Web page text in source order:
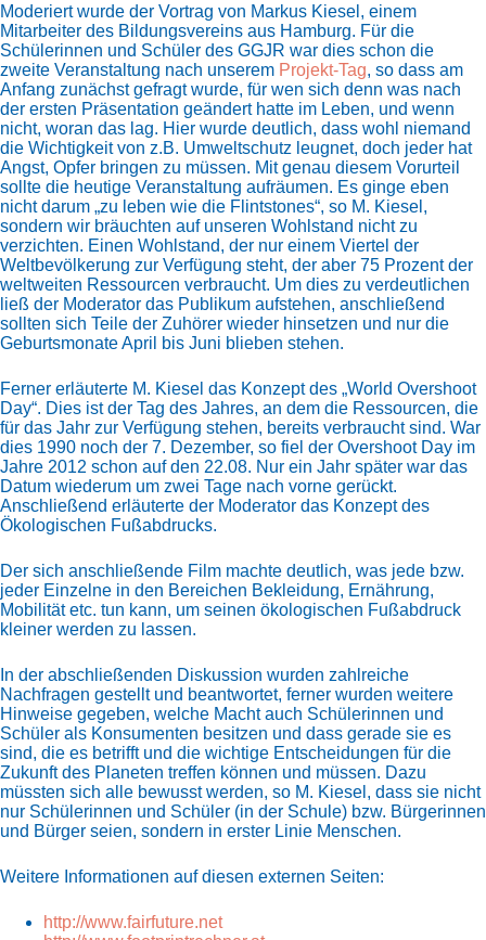
Moderiert wurde der Vortrag von Markus Kiesel, einem
Mitarbeiter des Bildungsvereins aus Hamburg. Für die
Schülerinnen und Schüler des GGJR war dies schon die
zweite Veranstaltung nach unserem Projekt-Tag, so dass am
Anfang zunächst gefragt wurde, für wen sich denn was nach
der ersten Präsentation geändert hatte im Leben, und wenn
nicht, woran das lag. Hier wurde deutlich, dass wohl niemand
die Wichtigkeit von z.B. Umweltschutz leugnet, doch jeder hat
Angst, Opfer bringen zu müssen. Mit genau diesem Vorurteil
sollte die heutige Veranstaltung aufräumen. Es ginge eben
nicht darum „zu leben wie die Flintstones“, so M. Kiesel,
sondern wir bräuchten auf unseren Wohlstand nicht zu
verzichten. Einen Wohlstand, der nur einem Viertel der
Weltbevölkerung zur Verfügung steht, der aber 75 Prozent der
weltweiten Ressourcen verbraucht. Um dies zu verdeutlichen
ließ der Moderator das Publikum aufstehen, anschließend
sollten sich Teile der Zuhörer wieder hinsetzen und nur die
Geburtsmonate April bis Juni blieben stehen.
Ferner erläuterte M. Kiesel das Konzept des „World Overshoot
Day“. Dies ist der Tag des Jahres, an dem die Ressourcen, die
für das Jahr zur Verfügung stehen, bereits verbraucht sind. War
dies 1990 noch der 7. Dezember, so fiel der Overshoot Day im
Jahre 2012 schon auf den 22.08. Nur ein Jahr später war das
Datum wiederum um zwei Tage nach vorne gerückt.
Anschließend erläuterte der Moderator das Konzept des
Ökologischen Fußabdrucks.
Der sich anschließende Film machte deutlich, was jede bzw.
jeder Einzelne in den Bereichen Bekleidung, Ernährung,
Mobilität etc. tun kann, um seinen ökologischen Fußabdruck
kleiner werden zu lassen.
In der abschließenden Diskussion wurden zahlreiche
Nachfragen gestellt und beantwortet, ferner wurden weitere
Hinweise gegeben, welche Macht auch Schülerinnen und
Schüler als Konsumenten besitzen und dass gerade sie es
sind, die es betrifft und die wichtige Entscheidungen für die
Zukunft des Planeten treffen können und müssen. Dazu
müssten sich alle bewusst werden, so M. Kiesel, dass sie nicht
nur Schülerinnen und Schüler (in der Schule) bzw. Bürgerinnen
und Bürger seien, sondern in erster Linie Menschen.
Weitere Informationen auf diesen externen Seiten:
http://www.fairfuture.net